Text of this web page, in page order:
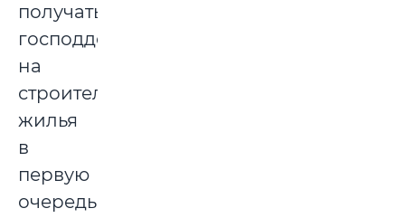
получать
господдержку
на
строительство
жилья
в
первую
очередь.